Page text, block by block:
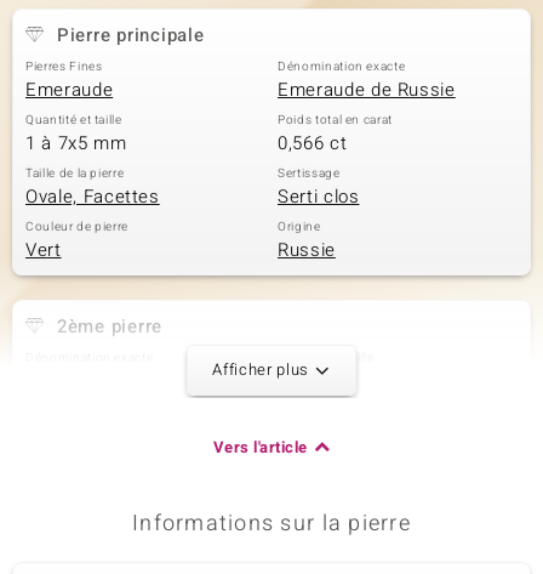
Pierre principale
Pierres Fines
Emeraude
Dénomination exacte
Emeraude de Russie
Quantité et taille
1 à 7x5 mm
Poids total en carat
0,566 ct
Taille de la pierre
Ovale, Facettes
Sertissage
Serti clos
Couleur de pierre
Vert
Origine
Russie
2ème pierre
6 à 2,8 mm
Rond
Afficher plus
Vers l'article
Informations sur la pierre